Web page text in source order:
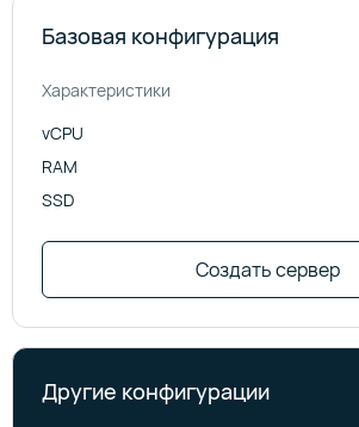
Базовая конфигурация
Характеристики
vCPU
RAM
SSD
Создать сервер
Другие конфигурации